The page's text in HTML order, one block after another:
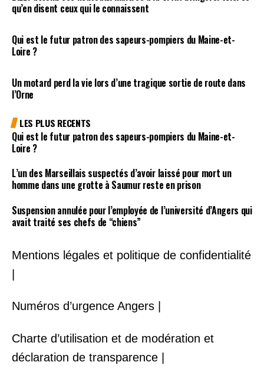
qu’en disent ceux qui le connaissent
Qui est le futur patron des sapeurs-pompiers du Maine-et-
Loire ?
Un motard perd la vie lors d’une tragique sortie de route dans
l’Orne
LES PLUS RECENTS
Qui est le futur patron des sapeurs-pompiers du Maine-et-
Loire ?
L’un des Marseillais suspectés d’avoir laissé pour mort un
homme dans une grotte à Saumur reste en prison
Suspension annulée pour l’employée de l’université d’Angers qui
avait traité ses chefs de “chiens”
Mentions légales et politique de confidentialité
Numéros d’urgence Angers |
Charte d’utilisation et de modération et
déclaration de transparence |